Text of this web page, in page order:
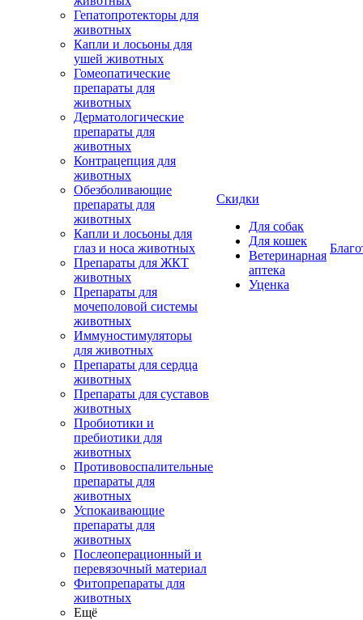
Гепатопротекторы для
животных
Капли и лосьоны для
ушей животных
Гомеопатические
препараты для
животных
Дерматологические
препараты для
животных
Контрацепция для
животных
Обезболивающие
препараты для
животных
Капли и лосьоны для
глаз и носа животных
Препараты для ЖКТ
животных
Препараты для
мочеполовой системы
животных
Иммуностимуляторы
для животных
Препараты для сердца
животных
Препараты для суставов
животных
Пробиотики и
пребиотики для
животных
Противовоспалительные
препараты для
животных
Успокаивающие
препараты для
животных
Послеоперационный и
перевязочный материал
Фитопрепараты для
животных
Ещё
Скидки
Для собак
Для кошек
Ветеринарная
аптека
Уценка